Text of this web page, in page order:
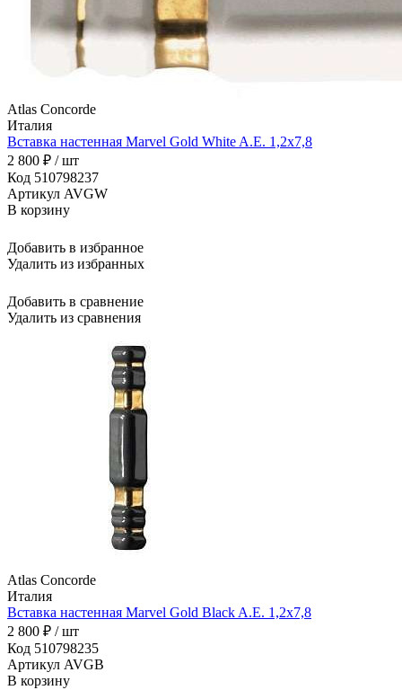
Atlas Concorde
Италия
Вставка настенная Marvel Gold White A.E. 1,2x7,8
2 800 ₽ / шт
Код 510798237
Артикул AVGW
В корзину
Добавить в избранное
Удалить из избранных
Добавить в сравнение
Удалить из сравнения
Atlas Concorde
Италия
Вставка настенная Marvel Gold Black A.E. 1,2x7,8
2 800 ₽ / шт
Код 510798235
Артикул AVGB
В корзину